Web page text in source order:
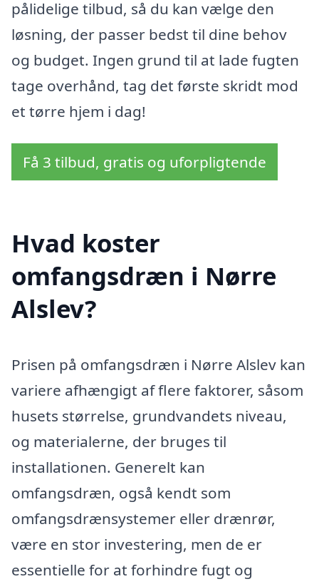
pålidelige tilbud, så du kan vælge den
løsning, der passer bedst til dine behov
og budget. Ingen grund til at lade fugten
tage overhånd, tag det første skridt mod
et tørre hjem i dag!
Få 3 tilbud, gratis og uforpligtende
Hvad koster
omfangsdræn i Nørre
Alslev?
Prisen på omfangsdræn i Nørre Alslev kan
variere afhængigt af flere faktorer, såsom
husets størrelse, grundvandets niveau,
og materialerne, der bruges til
installationen. Generelt kan
omfangsdræn, også kendt som
omfangsdrænsystemer eller drænrør,
være en stor investering, men de er
essentielle for at forhindre fugt og